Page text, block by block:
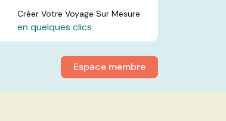
Créer Votre Voyage Sur Mesure
en quelques clics
Espace membre